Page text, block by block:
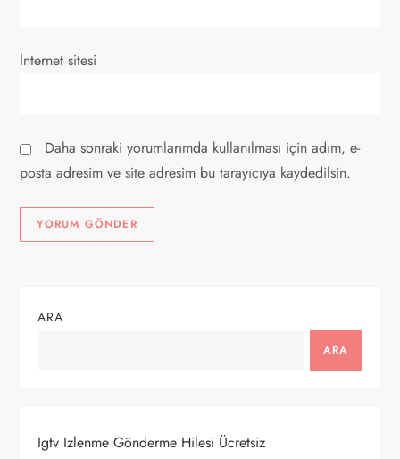
İnternet sitesi
Daha sonraki yorumlarımda kullanılması için adım, e-
posta adresim ve site adresim bu tarayıcıya kaydedilsin.
ARA
ARA
Igtv Izlenme Gönderme Hilesi Ücretsiz